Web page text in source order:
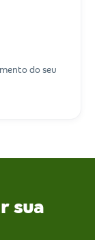
do seu
sua